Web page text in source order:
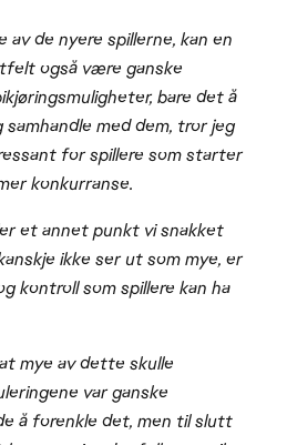
de nyere spillerne, kan en
også være ganske
bare det å
med dem, tror jeg
for spillere som starter
konkurranse.
et annet punkt vi snakket
ikke ser ut som mye, er
kontroll som spillere kan ha
mye av dette skulle
var ganske
å forenkle det, men til slutt